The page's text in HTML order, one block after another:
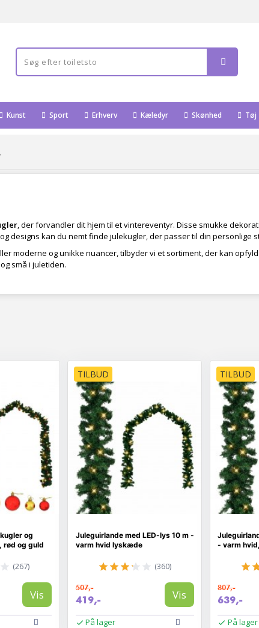
Kunst Sport Erhverv Kæledyr Skønhed Tøj
, der forvandler dit hjem til et vintereventyr. Disse smukke
designs kan du nemt finde julekugler, der passer til din personlige
moderne og unikke nuancer, tilbyder vi et sortiment, der kan
små i juletiden.
og
rød og guld
(267)
Vis
TILBUD
Juleguirlande med LED-lys 10 m -
varm hvid lyskæde
(360)
507,-
419,- Vis
På lager
TILBUD
- varm
807,-
639,-
På lager